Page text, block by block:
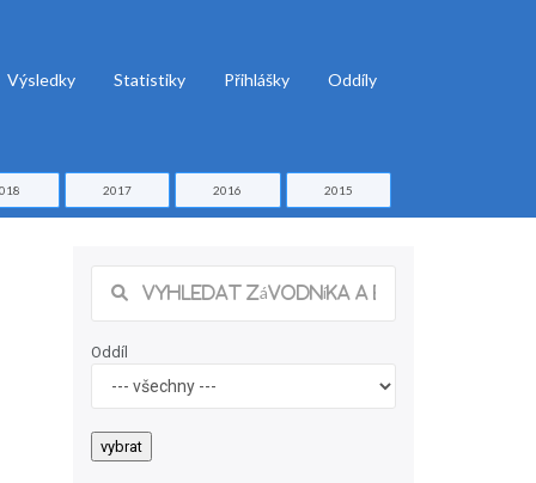
Výsledky Statistiky Přihlášky Oddíly
2017 2016 2015
Oddíl